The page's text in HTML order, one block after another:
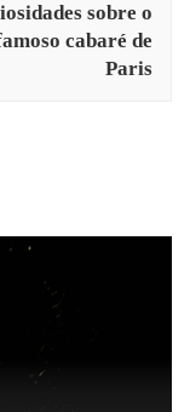
sobre o
cabaré de
Paris